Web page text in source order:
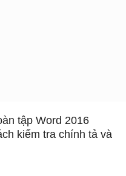
tập Word 2016
kiểm tra chính tả và